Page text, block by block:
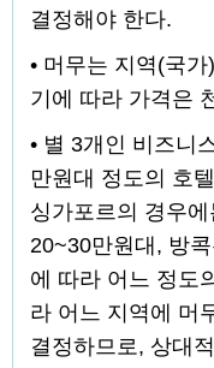
결정해야 한다.
• 머무는 지역(국
기에 따라 가격은
• 별 3개인 비즈니
만원대 정도의 호
싱가포르의 경우
20~30만원대, 방
에 따라 어느 정도
라 어느 지역에 머
결정하므로, 상대